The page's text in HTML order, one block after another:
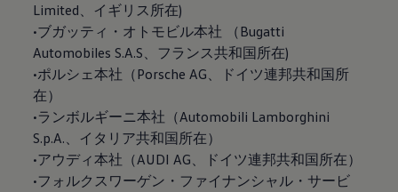
Limited、イギリス所在)
•ブガッティ・オトモビル本社 （Bugatti
Automobiles S.A.S、フランス共和国所在)
•ポルシェ本社（Porsche AG、ドイツ連邦共和国所
在）
•ランボルギーニ本社（Automobili Lamborghini
S.p.A.、イタリア共和国所在）
•アウディ本社（AUDI AG、ドイツ連邦共和国所在）
•フォルクスワーゲン・ファイナンシャル・サービ